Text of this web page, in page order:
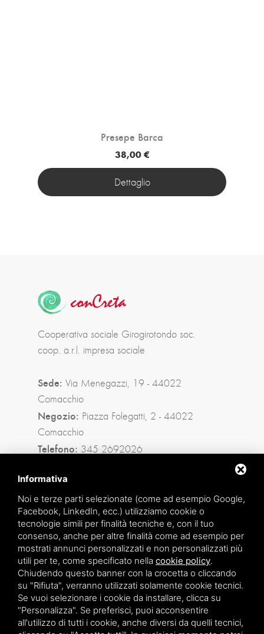
Presepe Barca
38,00 €
Dettaglio
Cooperativa sociale Girogirotondo soc.
coop. a.r.l. impresa sociale
Sede: Via Menegazzi, 19 - 44022
Comacchio
Negozio: Piazza Folegatti, 2 - 44022
Comacchio
Telefono: 345 2692026
Privacy policy
Facebook
Instagram
Whatsapp
Informativa
Noi e terze parti selezionate (come ad esempio Google,
Facebook, LinkedIn, ecc.) utilizziamo cookie o
tecnologie simili per finalità tecniche e, con il tuo
consenso, anche per altre finalità come ad esempio per
mostrati annunci personalizzati e non personalizzati più
utili per te, come specificato nella cookie policy.
Chiudendo questo banner con la crocetta o cliccando
su "Rifiuta", verranno utilizzati solamente cookie tecnici.
Se vuoi selezionare i cookie da installare, clicca su
"Personalizza". Se preferisci, puoi acconsentire
all'utilizzo di tutti i cookie, anche diversi da quelli tecnici,